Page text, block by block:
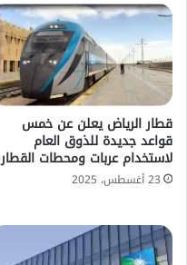
قطار الرياض يعلن عن خمس
قواعد جديدة للذوق العام
لاستخدام عربات ومحطات القطار
23 أغسطس، 2025